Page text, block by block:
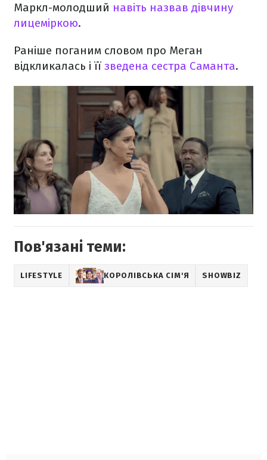
Маркл-молодший навіть назвав дівчину
лицеміркою.
Раніше поганим словом про Меган
відкликалась і її зведена сестра Саманта.
Пов'язані теми:
LIFESTYLE КОРОЛІВСЬКА СІМ'Я SHOWBIZ